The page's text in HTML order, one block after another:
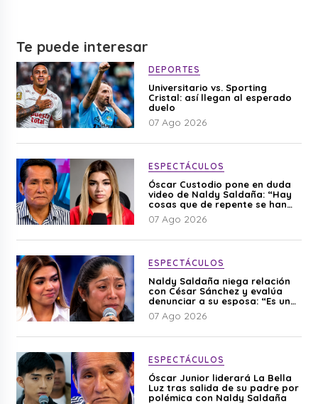
Te puede interesar
DEPORTES
Universitario vs. Sporting
Cristal: así llegan al esperado
duelo
07 Ago 2026
ESPECTÁCULOS
Óscar Custodio pone en duda
video de Naldy Saldaña: “Hay
cosas que de repente se han
editado”
07 Ago 2026
ESPECTÁCULOS
Naldy Saldaña niega relación
con César Sánchez y evalúa
denunciar a su esposa: “Es una
difamación”
07 Ago 2026
ESPECTÁCULOS
Óscar Junior liderará La Bella
Luz tras salida de su padre por
polémica con Naldy Saldaña